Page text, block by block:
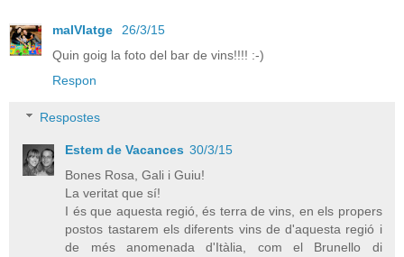
malVIatge
26/3/15
Quin goig la foto del bar de vins!!!! :-)
Respon
Respostes
Estem de Vacances 30/3/15
Bones Rosa, Gali i Guiu!
La veritat que sí!
I és que aquesta regió, és terra de vins, en els propers
postos tastarem els diferents vins de d'aquesta regió i
de més anomenada d'Itàlia, com el Brunello di